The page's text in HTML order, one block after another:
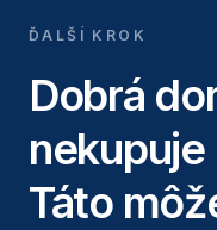
ĎALŠÍ KROK
Dobrá
Táto